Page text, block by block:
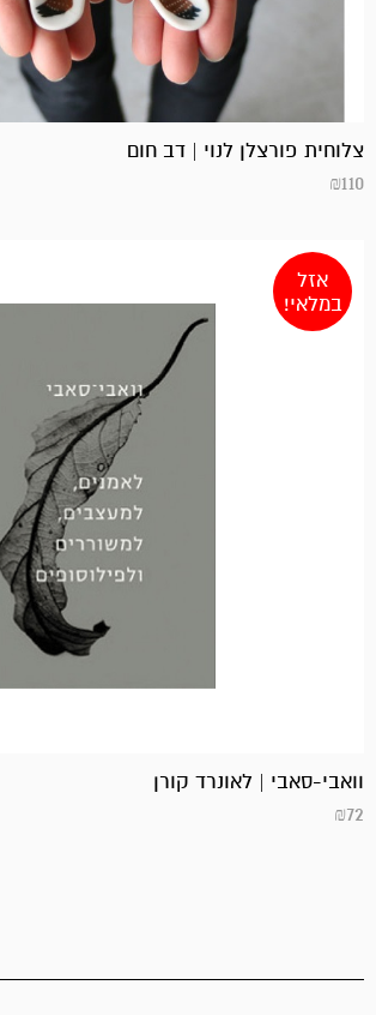
צלוחית פורצלן לנוי | דב חום
₪110
אזל
במלאי!
וואבי-סאבי | לאונרד קורן
₪72